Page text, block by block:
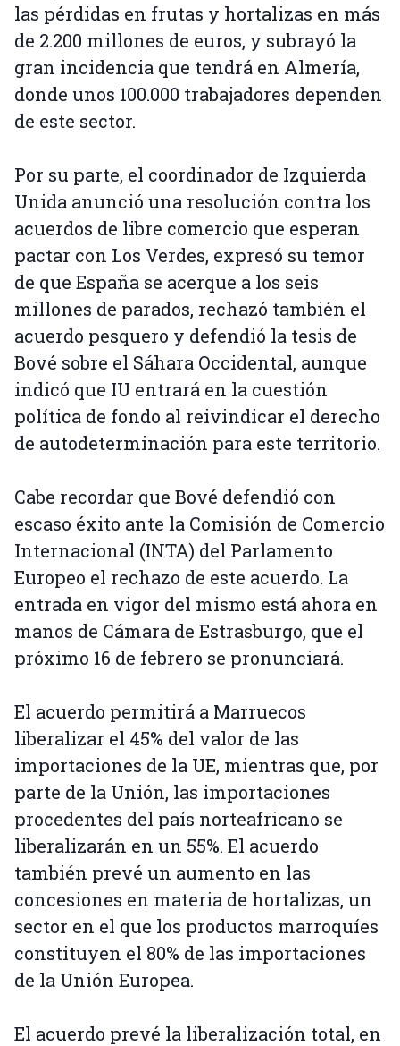
las pérdidas en frutas y hortalizas en más
de 2.200 millones de euros, y subrayó la
gran incidencia que tendrá en Almería,
donde unos 100.000 trabajadores dependen
de este sector.
Por su parte, el coordinador de Izquierda
Unida anunció una resolución contra los
acuerdos de libre comercio que esperan
pactar con Los Verdes, expresó su temor
de que España se acerque a los seis
millones de parados, rechazó también el
acuerdo pesquero y defendió la tesis de
Bové sobre el Sáhara Occidental, aunque
indicó que IU entrará en la cuestión
política de fondo al reivindicar el derecho
de autodeterminación para este territorio.
Cabe recordar que Bové defendió con
escaso éxito ante la Comisión de Comercio
Internacional (INTA) del Parlamento
Europeo el rechazo de este acuerdo. La
entrada en vigor del mismo está ahora en
manos de Cámara de Estrasburgo, que el
próximo 16 de febrero se pronunciará.
El acuerdo permitirá a Marruecos
liberalizar el 45% del valor de las
importaciones de la UE, mientras que, por
parte de la Unión, las importaciones
procedentes del país norteafricano se
liberalizarán en un 55%. El acuerdo
también prevé un aumento en las
concesiones en materia de hortalizas, un
sector en el que los productos marroquíes
constituyen el 80% de las importaciones
de la Unión Europea.
El acuerdo prevé la liberalización total, en